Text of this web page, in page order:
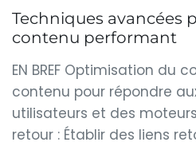
Techniques avancées
contenu performant
EN BREF Optimisation du
contenu pour répondre
utilisateurs et des
retour : Établir des liens